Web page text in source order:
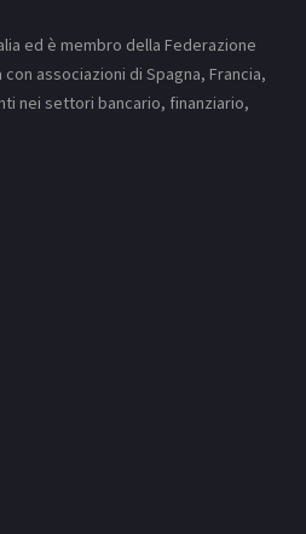
ed è membro della Federazione
associazioni di Spagna, Francia,
nei settori bancario, finanziario,